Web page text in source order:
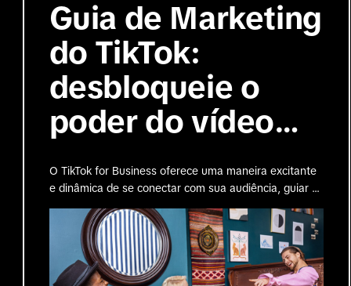
Guia de Marketing
do TikTok:
desbloqueie o
poder do vídeo
O TikTok for Business oferece uma maneira excitante
e dinâmica de se conectar com sua audiência, guiar o
engajamento e alcançar seus objetivos de marketing.